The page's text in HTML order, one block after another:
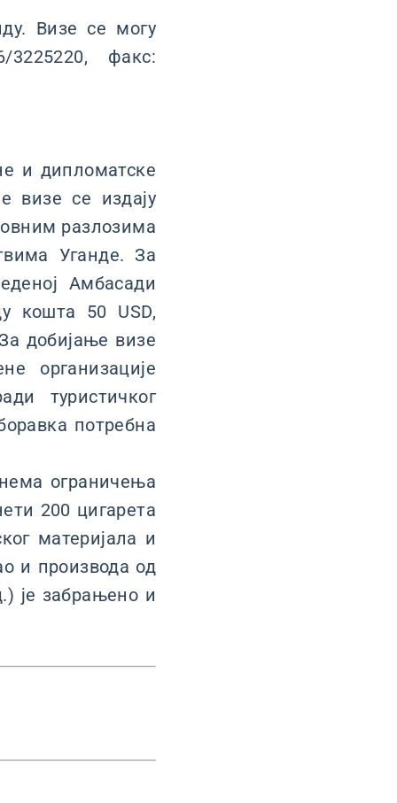
Визе се могу
факс:
и дипломатске
визе се издају
разлозима
Уганде. За
Амбасади
кошта 50 USD,
добијање визе
организације
туристичког
потребна
ограничења
200 цигарета
материјала и
и производа од
је забрањено и